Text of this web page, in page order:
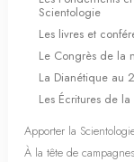
Scientologie
Les livres et
Le Congrès de la
La Dianétique au
Les Écritures de
Apporter la
À la tête de